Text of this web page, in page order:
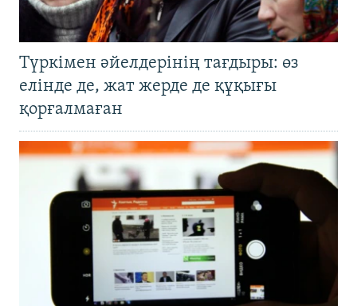
Түркімен әйелдерінің тағдыры: өз
елінде де, жат жерде де құқығы
қорғалмаған